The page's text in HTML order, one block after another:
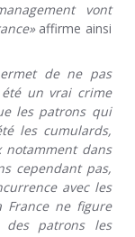
vont
affirme ainsi
de ne pas
un vrai crime
les patrons qui
les cumulards,
dans
cependant pas,
avec les
ne figure
des patrons les